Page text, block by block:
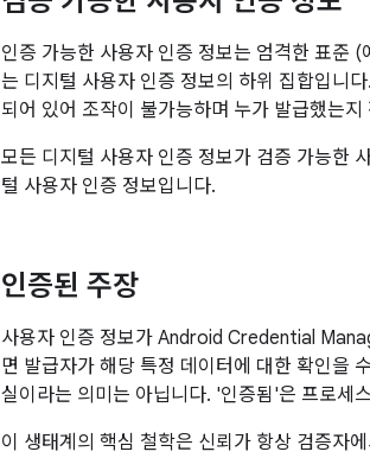
인증 가능한 사용자 인증 정보는 엄격한 표준
는 디지털 사용자 인증 정보의 하위 집합입니
되어 있어 조작이 불가능하며 누가 발급했는
모든 디지털 사용자 인증 정보가 검증 가능한
털 사용자 인증 정보입니다.
인증된 주장
사용자 인증 정보가 Android Credential
면 발급자가 해당 특정 데이터에 대한 확인을
실이라는 의미는 아닙니다. '인증됨'은 프로세
이 생태계의 핵심 철학은 신뢰가 항상 검증자